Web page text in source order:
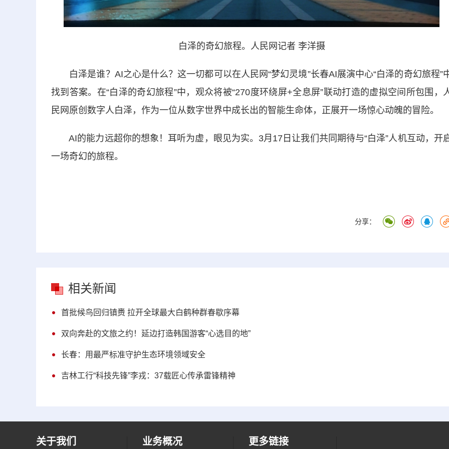
白泽的奇幻旅程。人民网记者 李洋摄
白泽是谁？AI之心是什么？这一切都可以在人民网“梦幻灵境”长春AI展演中心“白泽的奇幻旅程”
找到答案。在“白泽的奇幻旅程”中，观众将被“270度环绕屏+全息屏”联动打造的虚拟空间所包围，
民网原创数字人白泽，作为一位从数字世界中成长出的智能生命体，正展开一场惊心动魄的冒险。
AI的能力远超你的想象！耳听为虚，眼见为实。3月17日让我们共同期待与“白泽”人机互动，开
一场奇幻的旅程。
分享：
相关新闻
首批候鸟回归镇赉 拉开全球最大白鹤种群春歇序幕
双向奔赴的文旅之约！延边打造韩国游客“心选目的地”
长春：用最严标准守护生态环境领域安全
吉林工行“科技先锋”李戎：37载匠心传承雷锋精神
关于我们 业务概况 更多链接